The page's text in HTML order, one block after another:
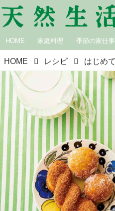
HOME 家庭料理 季節の家仕事
HOME レシピ